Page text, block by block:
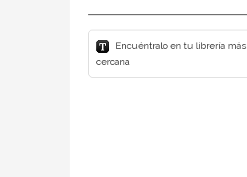
Encuéntralo en tu librería más
cercana